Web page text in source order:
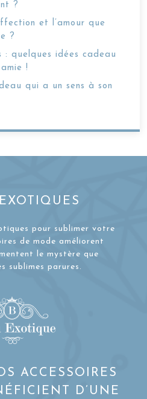
?
et l’amour que
?
: quelques idées cadeau
!
qui a un sens à son
pour sublimer votre
de mode améliorent
le mystère que
sublimes parures.
ACCESSOIRES
D’UNE